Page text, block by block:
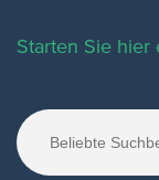
Starten Sie hier